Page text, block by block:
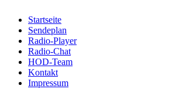
Startseite
Sendeplan
Radio-Player
Radio-Chat
HOD-Team
Kontakt
Impressum